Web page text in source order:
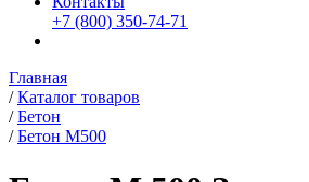
+7 (800) 350-74-71
Главная
/ Каталог товаров
/ Бетон
/ Бетон М500